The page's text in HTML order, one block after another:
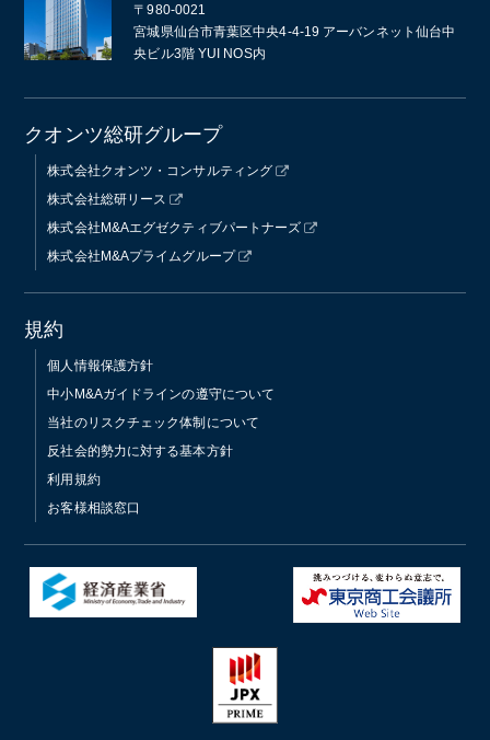
〒980-0021
宮城県仙台市青葉区中央4-4-19 アーバンネット仙台中
央ビル3階 YUI NOS内
クオンツ総研グループ
株式会社クオンツ・コンサルティング
株式会社総研リース
株式会社M&Aエグゼクティブパートナーズ
株式会社M&Aプライムグループ
規約
個人情報保護方針
中小M&Aガイドラインの遵守について
当社のリスクチェック体制について
反社会的勢力に対する基本方針
利用規約
お客様相談窓口